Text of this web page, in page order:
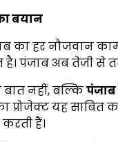
बयान
का हर नौजवान
पंजाब अब तेजी से
नहीं, बल्कि
प्रोजेक्ट यह साबित
हैं।